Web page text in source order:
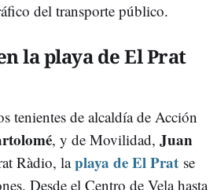
del transporte público.
la playa de El Prat
tenientes de alcaldía de Acción
, y de Movilidad, Juan
Ràdio, laplaya de El Prat se
Desde el Centro de Vela hasta